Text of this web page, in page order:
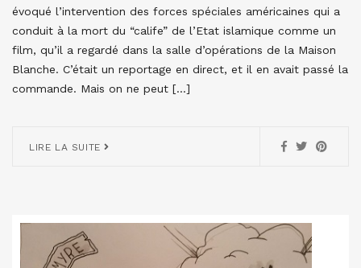
évoqué l’intervention des forces spéciales américaines qui a
conduit à la mort du “calife” de l’Etat islamique comme un
film, qu’il a regardé dans la salle d’opérations de la Maison
Blanche. C’était un reportage en direct, et il en avait passé la
commande. Mais on ne peut […]
LIRE LA SUITE